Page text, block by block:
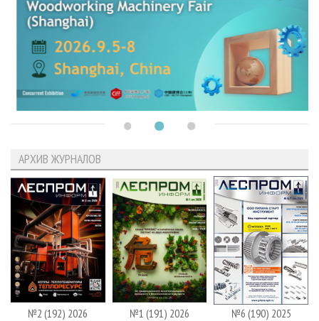
АРХИВ ЖУРНАЛОВ
№2 (192) 2026 №1 (191) 2026 №6 (190) 2025